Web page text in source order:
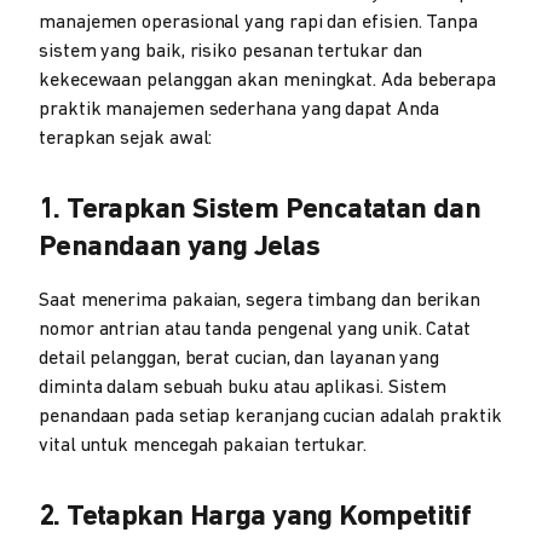
manajemen operasional yang rapi dan efisien. Tanpa
sistem yang baik, risiko pesanan tertukar dan
kekecewaan pelanggan akan meningkat. Ada beberapa
praktik manajemen sederhana yang dapat Anda
terapkan sejak awal:
1. Terapkan Sistem Pencatatan dan
Penandaan yang Jelas
Saat menerima pakaian, segera timbang dan berikan
nomor antrian atau tanda pengenal yang unik. Catat
detail pelanggan, berat cucian, dan layanan yang
diminta dalam sebuah buku atau aplikasi. Sistem
penandaan pada setiap keranjang cucian adalah praktik
vital untuk mencegah pakaian tertukar.
2. Tetapkan Harga yang Kompetitif